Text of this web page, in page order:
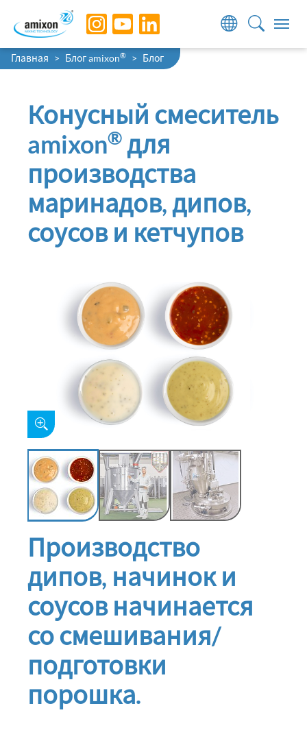
Skip to main navigation
Skip to main content
Skip to page footer
You are here:
Главная Блог amixon® Блог
Конусный смеситель
amixon® для
производства
маринадов, дипов,
соусов и кетчупов
Производство
дипов, начинок и
соусов начинается
со смешивания/
подготовки
порошка.